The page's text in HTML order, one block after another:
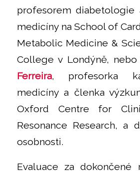
profesorem diabetologie
medicíny na School of
Metabolic Medicine &
College v Londýně,
Ferreira, profesorka
medicíny a členka
Oxford Centre for
Resonance Research, a
osobnosti.
Evaluace za dokončené